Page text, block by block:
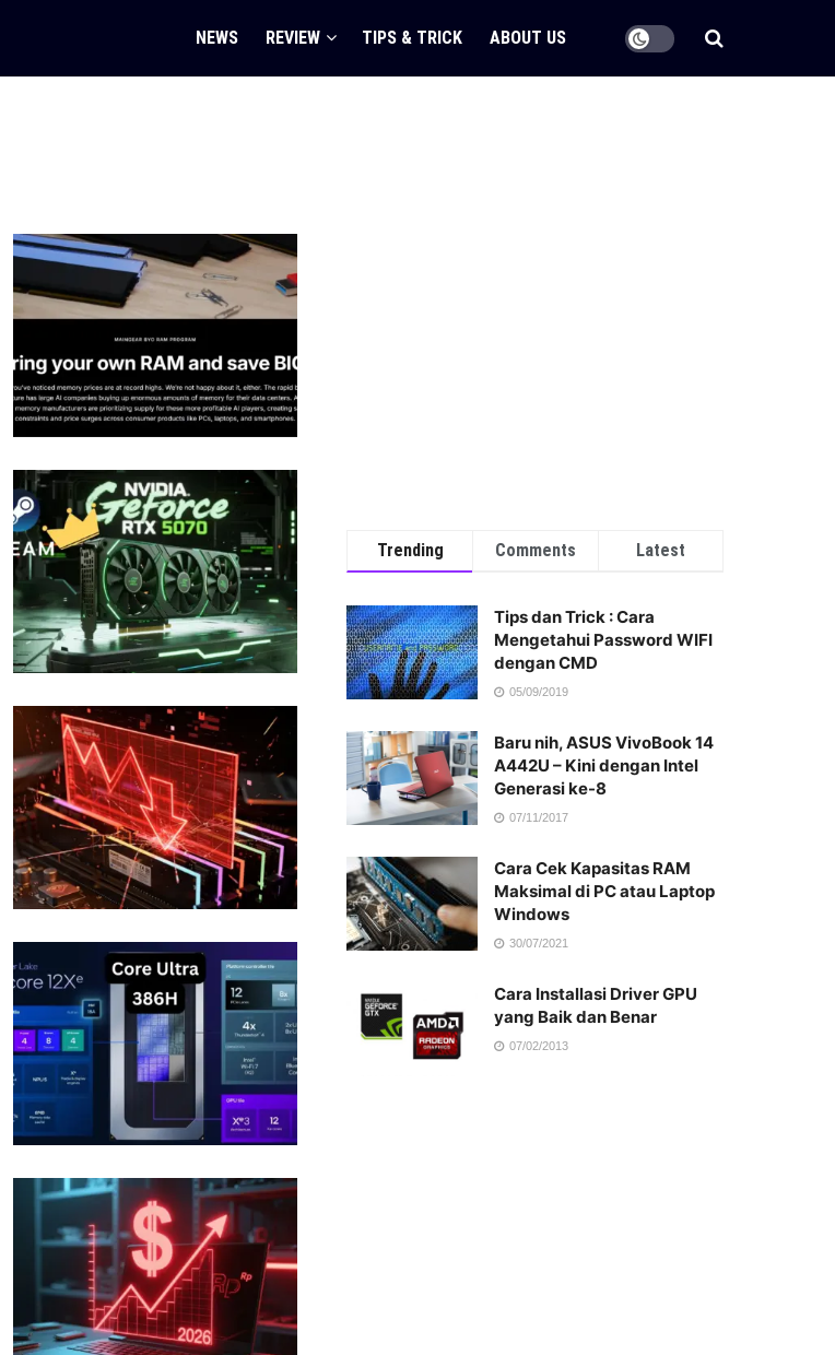
NEWS REVIEW TIPS & TRICK ABOUT US
Trending Comments Latest
Tips dan Trick : Cara
Mengetahui Password WIFI
dengan CMD
05/09/2019
Baru nih, ASUS VivoBook 14
A442U – Kini dengan Intel
Generasi ke-8
07/11/2017
Cara Cek Kapasitas RAM
Maksimal di PC atau Laptop
Windows
30/07/2021
Cara Installasi Driver GPU
yang Baik dan Benar
07/02/2013